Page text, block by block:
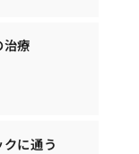
療
に通う